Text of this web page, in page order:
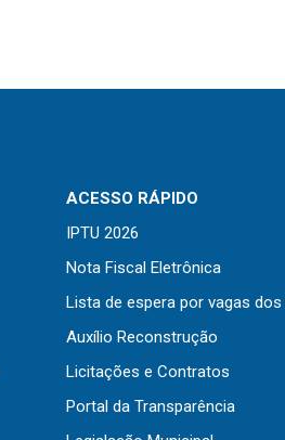
ACESSO RÁPIDO
IPTU 2026
Nota Fiscal Eletrônica
Lista de espera por vagas
Auxílio Reconstrução
Licitações e Contratos
Portal da Transparência